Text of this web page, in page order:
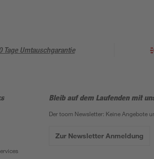
Tage Umtauschgarantie
Bleib auf dem Laufenden mit
Der toom Newsletter: Keine Angebote
Zur Newsletter Anmeldung